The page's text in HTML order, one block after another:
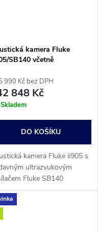
kamera Fluke
SB140 včetně
990 Kč bez DPH
848 Kč
Skladem
DO KOŠÍKU
kamera Fluke ii905 s
ultrazvukovým
Fluke SB140
efektivně detekovat,
a vyhodnocovat
plynu a vakua. Ať už se